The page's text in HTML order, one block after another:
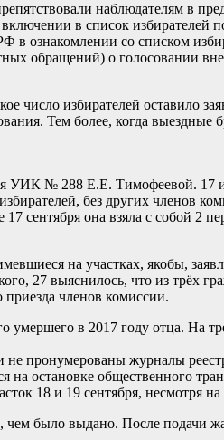
наблюдателям в
в список избирателей
ознакомлении со списком
обращений) о голосовании
число избирателей оставило
Тем более, когда
№ 288 Е.Е. Тимофеевой. 17 и
без других членов
сентября она взяла с собой 2
на участках, якобы,
27 выяснилось, что из трёх
приезда членов комиссии.
в 2017 году отца. На
пронумерованы журналы
остановке общественного
и 19 сентября, несмотря на
было выдано. После подачи